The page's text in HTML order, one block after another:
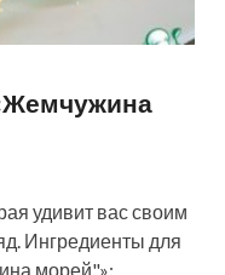
удивит вас своим
Ингредиенты для
морей"»: